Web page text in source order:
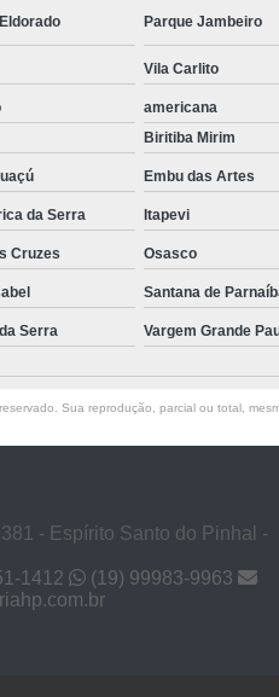
Parque Jambeiro
Vila Carlito
americana
Biritiba Mirim
Embu das Artes
da Serra Itapevi
Cruzes Osasco
Santana de
Serra
Vargem Grande
Sua reprodução, parcial ou total,
- Espírito Santo do Pinhal -
1412
(19) 99983-9963